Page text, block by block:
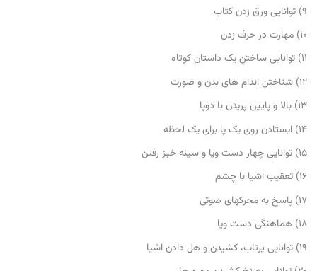
۹) توانایی ورق زدن کتاب
۱۰) مهارت در حرف زدن
۱۱) توانایی ساختن یک داستان کوتاه
۱۲) شناختن اندام های بدن و صورت
۱۳) بالا و پایین پریدن با دوپا
۱۴) ایستادن روی یک پا برای یک لحظه
۱۵) توانایی چهار دست وپا و سینه خیز رفتن
۱۶) تعقیب اشیا با چشم
۱۷) پاسخ به محرکهای صوتی
۱۸) هماهنگی دست وپا
۱۹) توانایی پرتاب، کشیدن و هل دادن اشیا